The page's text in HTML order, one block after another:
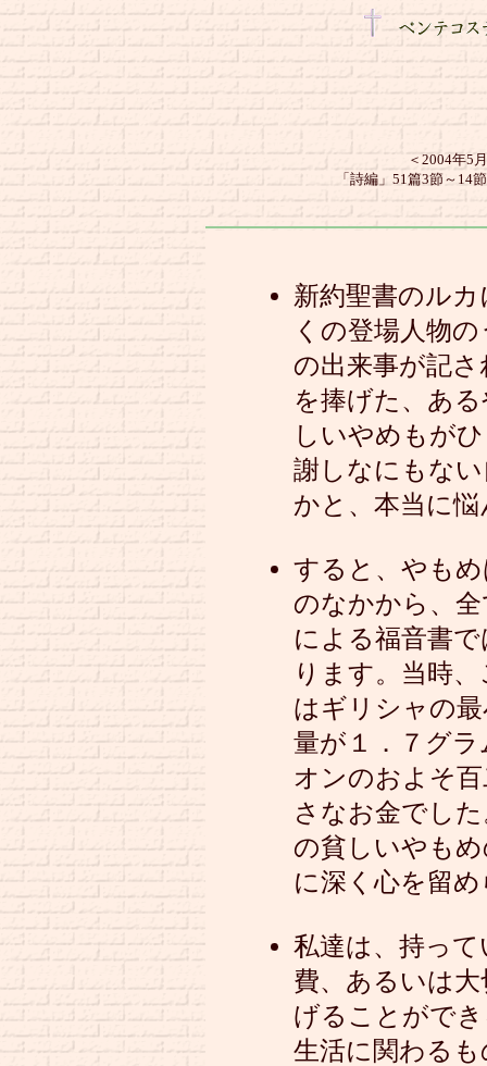
＜2004年5
「詩編」51篇3節～
新約聖書のル
くの登場人物
の出来事が記
を捧げた、あ
しいやめもが
謝しなにもな
かと、本当に
すると、やも
のなかから、
による福音書
ります。当時
はギリシャの
量が１．７グ
オンのおよそ
さなお金でし
の貧しいやも
に深く心を留
私達は、持っ
費、あるいは
げることがで
生活に関わる